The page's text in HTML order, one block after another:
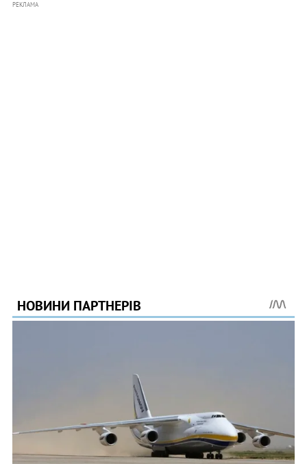
РЕКЛАМА